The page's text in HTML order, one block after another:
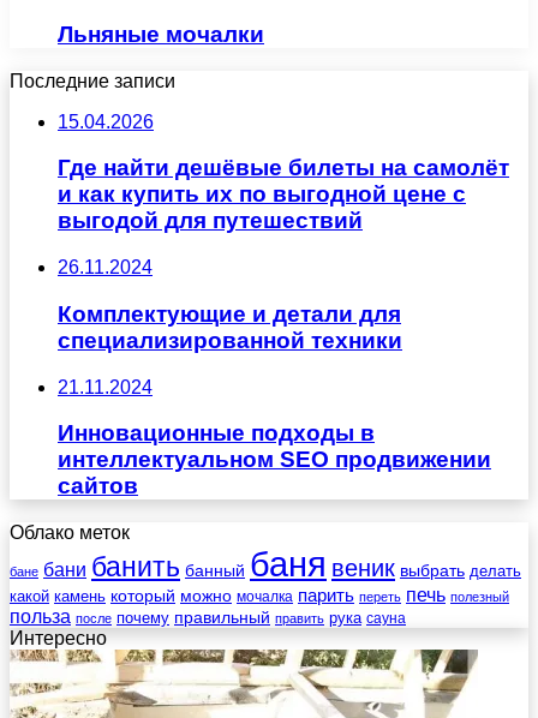
Льняные мочалки
Последние записи
15.04.2026
Где найти дешёвые билеты на самолёт
и как купить их по выгодной цене с
выгодой для путешествий
26.11.2024
Комплектующие и детали для
специализированной техники
21.11.2024
Инновационные подходы в
интеллектуальном SEO продвижении
сайтов
Облако меток
бане бани банить банный баня веник выбрать делать
какой камень который можно мочалка парить переть печь полезный
польза после почему правильный править рука сауна
Интересно